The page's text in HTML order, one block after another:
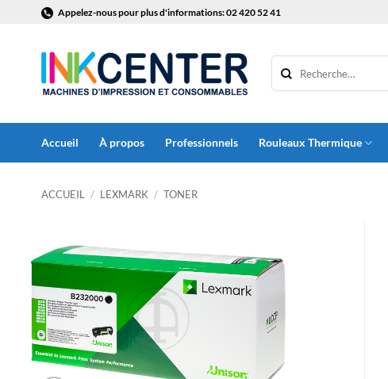
contenu
Appelez-nous pour plus d'informations: 02 420 52 41
Accueil À propos Professionnels Rouleaux Thermique
ACCUEIL / LEXMARK / TONER